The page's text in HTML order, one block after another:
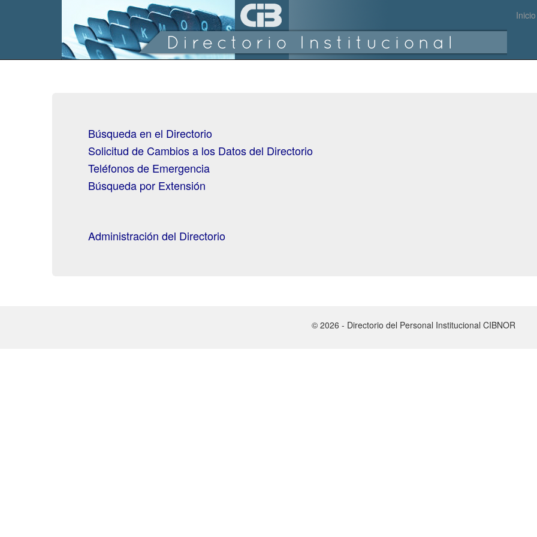
Inicio
Búsqueda en el Directorio
Solicitud de Cambios a los Datos del Directorio
Teléfonos de Emergencia
Búsqueda por Extensión
Administración del Directorio
© 2026 - Directorio del Personal Institucional CIBNOR